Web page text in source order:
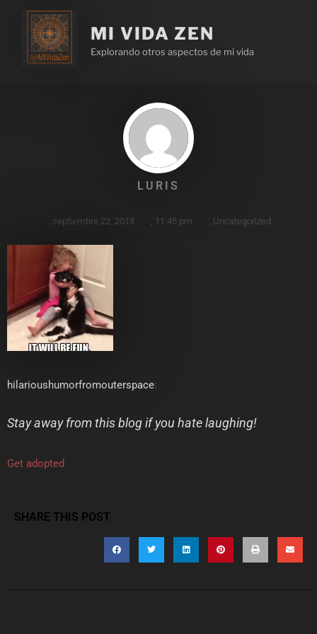
MI VIDA ZEN
Explorando otros aspectos de mi vida
LURIS
septiembre 22, 2013 11:45 pm Uncategorized
hilarioushumorfromouterspace:
Stay away from this blog if you hate laughing!
Get adopted
SHARE THIS POST